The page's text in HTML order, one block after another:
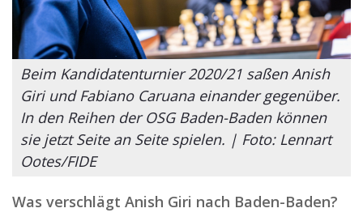
Beim Kandidatenturnier 2020/21 saßen Anish
Giri und Fabiano Caruana einander gegenüber.
In den Reihen der OSG Baden-Baden können
sie jetzt Seite an Seite spielen. | Foto: Lennart
Ootes/FIDE
Was verschlägt Anish Giri nach Baden-Baden?